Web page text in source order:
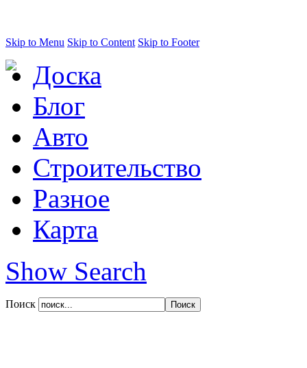
Skip to Menu Skip to Content Skip to Footer
Доска
Блог
Авто
Строительство
Разное
Карта
Show Search
Поиск